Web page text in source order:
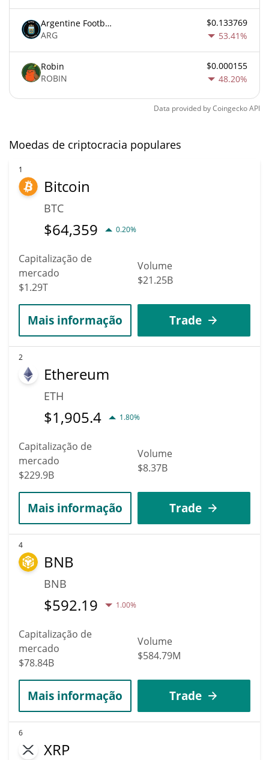
Argentine Football Association Fan Token
ARG
$0.133769
53.41%
Robin
ROBIN
$0.000155
48.20%
Data provided byCoingeckoAPI
Moedas de criptocracia populares
1
Bitcoin
BTC
$64,359 0.20%
Capitalização de
mercado
$1.29T
Volume
$21.25B
Mais informação Trade
2
Ethereum
ETH
$1,905.4 1.80%
Capitalização de
mercado
$229.9B
Volume
$8.37B
Mais informação Trade
4
BNB
BNB
$592.19 1.00%
Capitalização de
mercado
$78.84B
Volume
$584.79M
Mais informação Trade
6
XRP